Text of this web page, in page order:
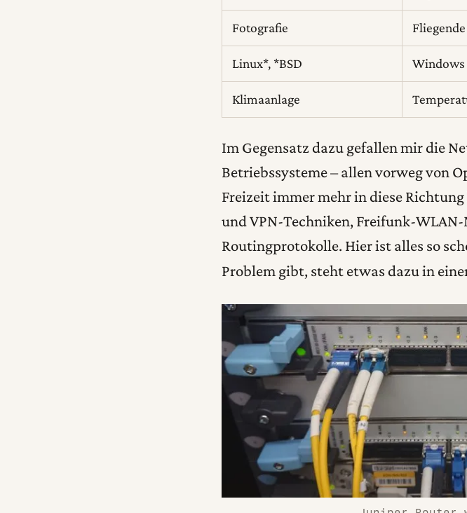
Fotografie
Linux*, *BSD Windows
Klimaanlage
Im Gegensatz dazu gefallen mir die
Betriebssysteme – allen vorweg von
Freizeit immer mehr in diese
und VPN-Techniken, Freifunk-
Routingprotokolle. Hier ist alles so
Problem gibt, steht etwas dazu in